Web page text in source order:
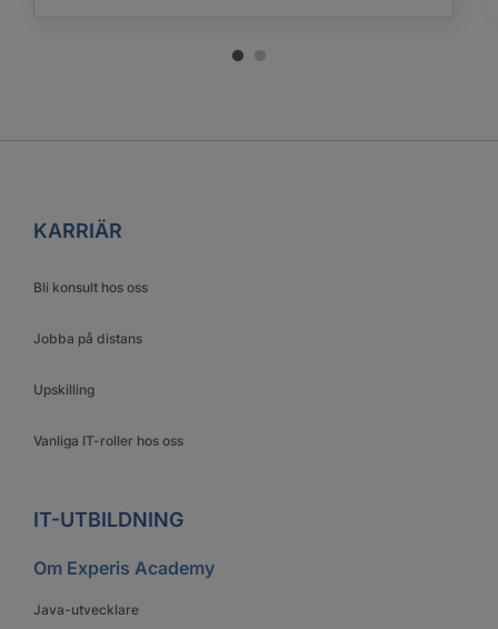
KARRIÄR
Bli konsult hos oss
Jobba på distans
Upskilling
Vanliga IT-roller hos oss
IT-UTBILDNING
Om Experis Academy
Java-utvecklare